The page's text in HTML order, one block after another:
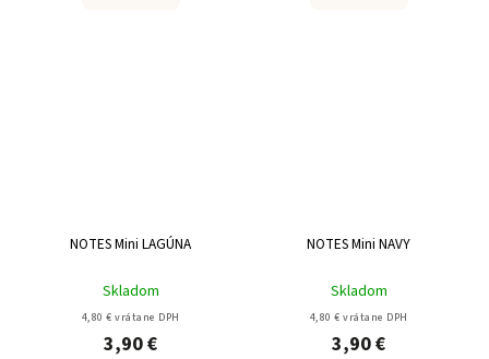
NOTES Mini LAGÚNA
Skladom
4,80 € vrátane DPH
3,90 €
NOTES Mini NAVY
Skladom
4,80 € vrátane DPH
3,90 €